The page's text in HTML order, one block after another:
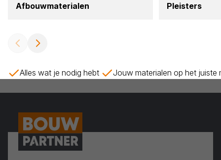
Afbouw­ma­te­ri­a­len Pleis­ters
Alles wat je nodig hebt Jouw materialen op het juiste